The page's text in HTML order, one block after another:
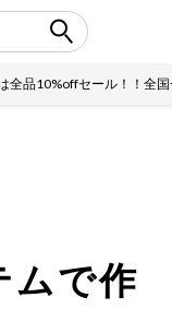
セール！！全国一律送
ムで作